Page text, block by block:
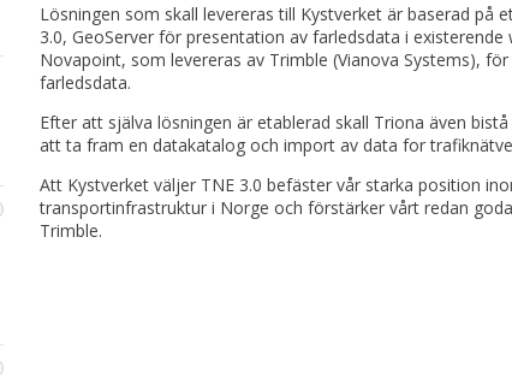
Lösningen som skall levereras till Kystverket är baserad på
3.0, GeoServer för presentation av farledsdata i existerende
Novapoint, som levereras av Trimble (Vianova Systems),
farledsdata.
Efter att själva lösningen är etablerad skall Triona även
att ta fram en datakatalog och import av data for
Att Kystverket väljer TNE 3.0 befäster vår starka position
transportinfrastruktur i Norge och förstärker vårt redan
Trimble.